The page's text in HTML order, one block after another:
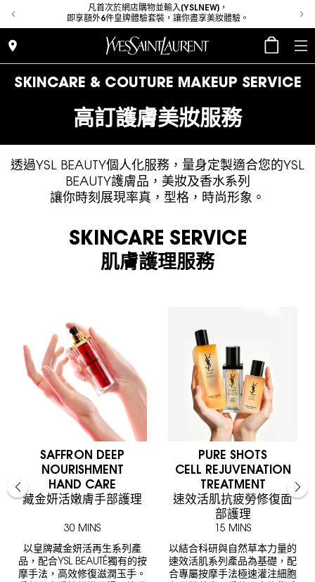
place
place
凡首次於網店購物並輸入[YSLNEW]，
即享額外6件皇牌體驗套裝，讓你盡享美妝體驗。
凡購買任何唇妝單品即享，3件LIBRE 香水 1.2ML (價值 HK$90)
SKINCARE & COUTURE MAKEUP SERVICE
高訂護膚美妝服務
透過YSL BEAUTY個人化服務，量身定製適合您的YSL
BEAUTY護膚品，美妝及香水系列
讓你時刻展現率真，型格，時尚形象。
SKINCARE SERVICE
肌膚護理服務
SAFFRON DEEP
NOURISHMENT
HAND CARE
藏金妍活嫩膚手部護理
30 MINS
以皇牌藏金妍活再生系列產
品，配合YSL BEAUTÉ獨有的按
摩手法，高效修復滋潤玉手。
PURE SHOTS
CELL REJUVENATION
TREATMENT
速效活肌抗疲勞修復面
部護理
15 MINS
以結合科研與自然草本力量的
速效活肌系列產品為基礎，配
合專屬按摩手法極速灌注細胞